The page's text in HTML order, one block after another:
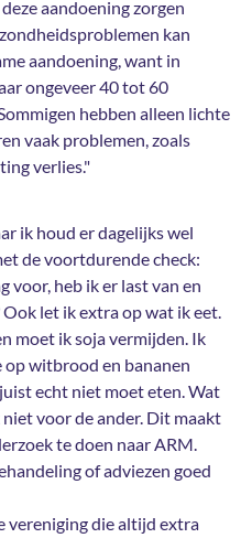
aandoening zorgen
kan
aandoening, want in
ongeveer 40 tot 60
hebben alleen lichte
vaak problemen, zoals
verlies."
ik houd er dagelijks wel
de voortdurende check:
voor, heb ik er last van en
let ik extra op wat ik eet.
moet ik soja vermijden. Ik
op witbrood en bananen
echt niet moet eten. Wat
voor de ander. Dit maakt
te doen naar ARM.
of adviezen goed
vereniging die altijd extra